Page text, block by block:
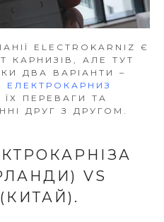
ELECTROKARNIZ Є
КАРНИЗІВ, АЛЕ ТУТ
ДВА ВАРІАНТИ –
ЕЛЕКТРОКАРНИЗ
ЇХ ПЕРЕВАГИ ТА
ДРУГ З ДРУГОМ.
VS
(КИТАЙ).